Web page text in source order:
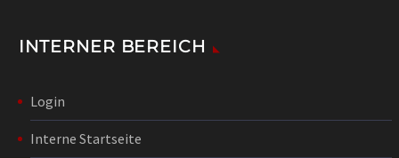
INTERNER BEREICH
Login
Interne Startseite